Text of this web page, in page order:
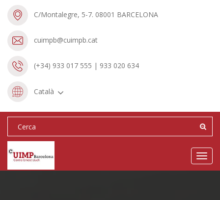
C/Montalegre, 5-7. 08001 BARCELONA
cuimpb@cuimpb.cat
(+34) 933 017 555 | 933 020 634
Català